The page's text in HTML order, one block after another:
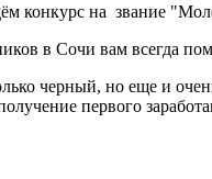
конкурс на звание
в Сочи вам всегда
черный, но еще и
первого